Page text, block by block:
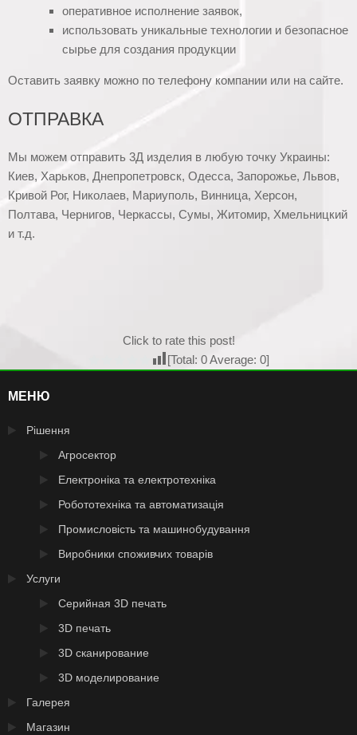
оперативное исполнение заявок,
использовать уникальные технологии и безопасное
сырье для создания продукции
Оставить заявку можно по телефону компании или на сайте.
ОТПРАВКА
Мы можем отправить 3Д изделия в любую точку Украины:
Киев, Харьков, Днепропетровск, Одесса, Запорожье, Львов,
Кривой Рог, Николаев, Мариуполь, Винница, Херсон,
Полтава, Чернигов, Черкассы, Сумы, Житомир, Хмельницкий
и т.д.
Click to rate this post!
[Total: 0Average: 0]
МЕНЮ
Рішення
Агросектор
Електроніка та електротехніка
Робототехніка та автоматизація
Промисловість та машинобудування
Виробники споживчих товарів
Услуги
Серийная 3D печать
3D печать
3D сканирование
3D моделирование
Галерея
Магазин